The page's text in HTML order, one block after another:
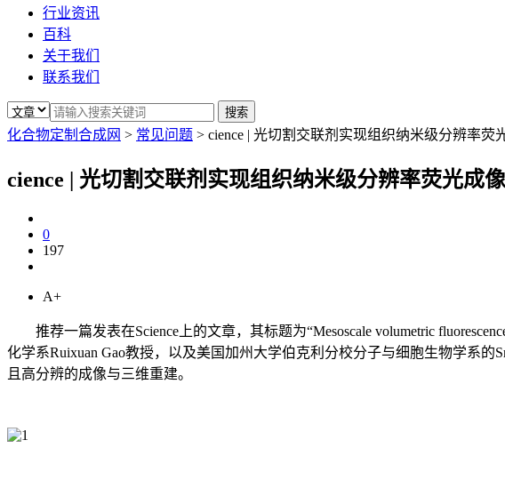
行业资讯
百科
关于我们
联系我们
化合物定制合成网 > 常见问题 > cience | 光切割交联剂实现组织纳米级分辨率荧
cience | 光切割交联剂实现组织纳米级分辨率荧光成像
0
197
A+
推荐一篇发表在Science上的文章，其标题为“Mesoscale volumetric
化学系Ruixuan Gao教授，以及美国加州大学伯克利分校分子与细胞生物学系
且高分辨的成像与三维重建。